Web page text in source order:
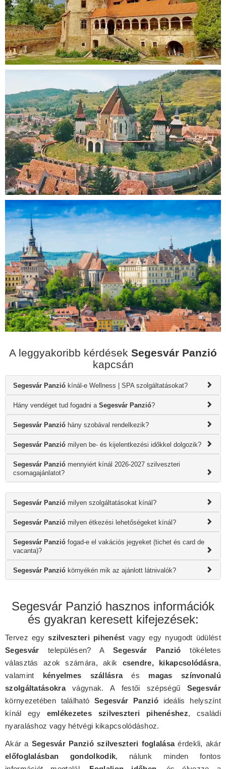
A leggyakoribb kérdések Segesvár Panzió
kapcsán
Segesvár Panzió kínál-e Wellness | SPA szolgáltatásokat?
Hány vendéget tud fogadni a Segesvár Panzió?
Segesvár Panzió hány szobával rendelkezik?
Segesvár Panzió milyen be- és kijelentkezési időkkel dolgozik?
Segesvár Panzió mennyiért kínál 2026-2027 szilveszteri
csomagajánlatot?
Segesvár Panzió milyen szolgáltatásokat kínál?
Segesvár Panzió milyen étkezési lehetőségeket kínál?
Segesvár Panzió fogad-e el vakációs jegyeket (tichet és card de
vacanta)?
Segesvár Panzió környékén mik az ajánlott látnivalók?
Segesvár Panzió hasznos információk
és gyakran keresett kifejezések:
Tervez egyszilveszteri pihenést vagy egy nyugodt üdülést
Segesvár településen? A Segesvár Panzió tökéletes
választás azok számára, akik csendre, kikapcsolódásra,
valamint kényelmes szállásraés magas színvonalú
szolgáltatásokravágynak. A festői szépségű Segesvár
környezetében található Segesvár Panzióideális helyszínt
kínál egy emlékezetes szilveszteri pihenéshez, családi
nyaraláshoz vagy hétvégi kikapcsolódáshoz.
Akár a Segesvár Panzió szilveszteri foglalásaérdekli, akár
előfoglalásban gondolkodik, nálunk minden fontos